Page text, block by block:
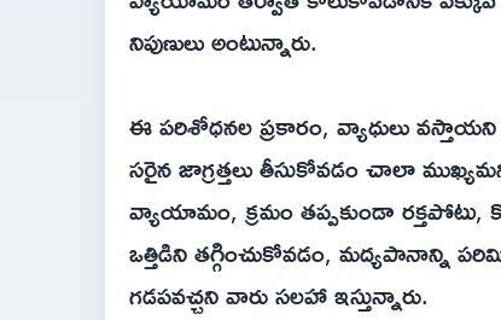
నిపుణులు అంటున్నారు.
ఈ పరిశోధనల ప్రకారం, వ్యాధులు
సరైన జాగ్రత్తలు తీసుకోవడం చాలా
వ్యాయామం, క్రమం తప్పకుండా రక్తపోటు,
ఒత్తిడిని తగ్గించుకోవడం, మద్యపానాన్ని
గడపవచ్చని వారు సలహా ఇస్తున్నారు.